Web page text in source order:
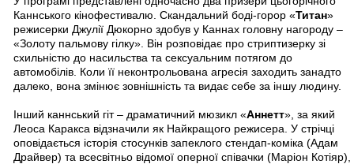
Каннського кінофестивалю. Скандальний боді-горор «Титан»
режисерки Джулії Дюкорно здобув у Каннах головну нагороду –
«Золоту пальмову гілку». Він розповідає про стриптизерку зі
схильністю до насильства та сексуальним потягом до
автомобілів. Коли її неконтрольована агресія заходить занадто
далеко, вона змінює зовнішність та видає себе за іншу людину.
Інший каннський гіт – драматичний мюзикл «Аннетт», за який
Леоса Каракса відзначили як Найкращого режисера. У стрічці
оповідається історія стосунків запеклого стендап-коміка (Адам
Драйвер) та всесвітньо відомої оперної співачки (Маріон Котіяр),